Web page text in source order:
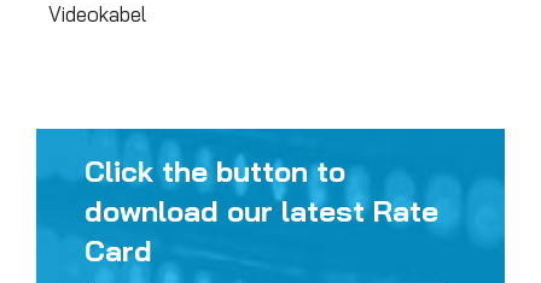
Videokabel
Click the button to
download our latest Rate
Card